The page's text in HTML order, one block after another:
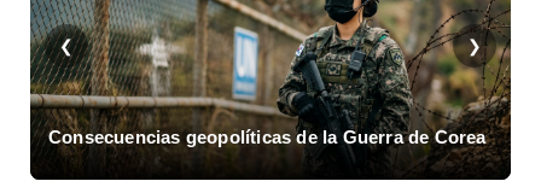
❮
Consecuencias geopolíticas de la Guerra de Corea
❯